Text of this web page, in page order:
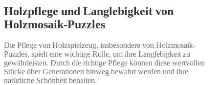
Holzpflege und Langlebigkeit von
Holzmosaik-Puzzles
Die Pflege von Holzspielzeug, insbesondere von Holzmosaik-
Puzzles, spielt eine wichtige Rolle, um ihre Langlebigkeit zu
gewährleisten. Durch die richtige Pflege können diese wertvollen
Stücke über Generationen hinweg bewahrt werden und ihre
natürliche Schönheit behalten.